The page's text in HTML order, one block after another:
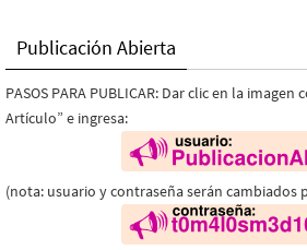
Publicación Abierta
PASOS PARA PUBLICAR: Dar clic en la
Artículo” e ingresa:
(nota: usuario y contraseña serán cambiados